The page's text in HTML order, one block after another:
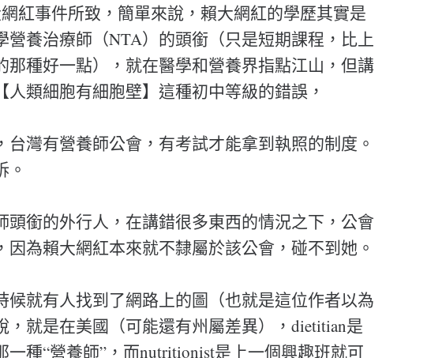
紅事件所致，簡單來說，賴大網紅的學歷其實是
營養治療師（NTA）的頭銜（只是短期課程，比上
那種好一點），就在醫學和營養界指點江山，但講
類細胞有細胞壁】這種初中等級的錯誤，
灣有營養師公會，有考試才能拿到執照的制度。
。
頭銜的外行人，在講錯很多東西的情況之下，公會
為賴大網紅本來就不隸屬於該公會，碰不到她。
候就有人找到了網路上的圖（也就是這位作者以為
，就是在美國（可能還有州屬差異），dietitian是
種“營養師”，而nutritionist是上一個興趣班就可